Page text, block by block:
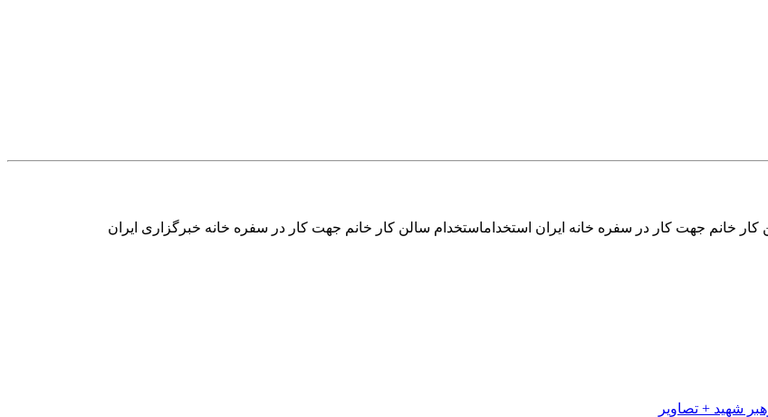
خانم جهت کار در سفره خانه ایران استخداماستخدام سالن کار خانم جهت کار در سفره خانه خبرگزاری ایران